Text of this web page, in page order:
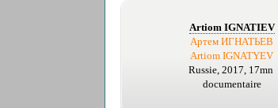
Artiom IGNATIEV
Артем ИГНАТЬЕВ
Artiom IGNATYEV
Russie, 2017, 17mn
documentaire